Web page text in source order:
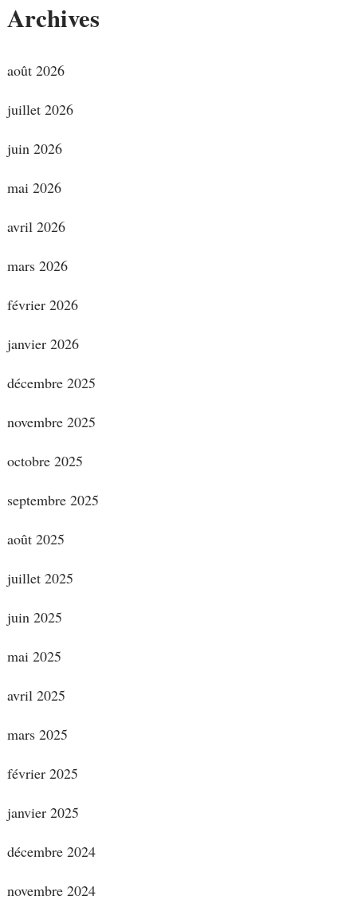
Archives
août 2026
juillet 2026
juin 2026
mai 2026
avril 2026
mars 2026
février 2026
janvier 2026
décembre 2025
novembre 2025
octobre 2025
septembre 2025
août 2025
juillet 2025
juin 2025
mai 2025
avril 2025
mars 2025
février 2025
janvier 2025
décembre 2024
novembre 2024